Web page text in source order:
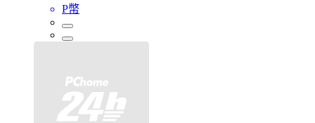
P幣